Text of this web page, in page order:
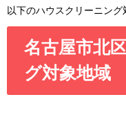
以下のハウスクリーニング
名古屋市北
グ対象地域